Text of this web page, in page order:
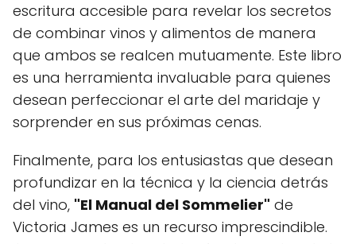
escritura accesible para revelar los secretos
de combinar vinos y alimentos de manera
que ambos se realcen mutuamente. Este libro
es una herramienta invaluable para quienes
desean perfeccionar el arte del maridaje y
sorprender en sus próximas cenas.
Finalmente, para los entusiastas que desean
profundizar en la técnica y la ciencia detrás
del vino, "El Manual del Sommelier" de
Victoria James es un recurso imprescindible.